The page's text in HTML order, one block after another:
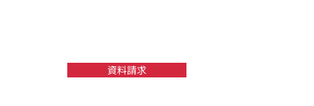
資料請求